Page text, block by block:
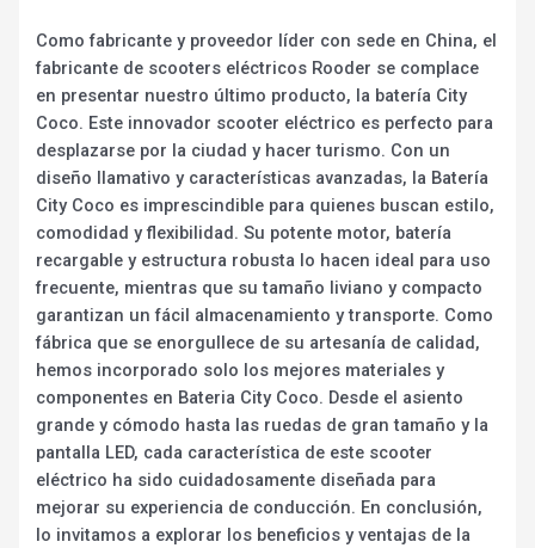
Como fabricante y proveedor líder con sede en China, el
fabricante de scooters eléctricos Rooder se complace
en presentar nuestro último producto, la batería City
Coco. Este innovador scooter eléctrico es perfecto para
desplazarse por la ciudad y hacer turismo. Con un
diseño llamativo y características avanzadas, la Batería
City Coco es imprescindible para quienes buscan estilo,
comodidad y flexibilidad. Su potente motor, batería
recargable y estructura robusta lo hacen ideal para uso
frecuente, mientras que su tamaño liviano y compacto
garantizan un fácil almacenamiento y transporte. Como
fábrica que se enorgullece de su artesanía de calidad,
hemos incorporado solo los mejores materiales y
componentes en Bateria City Coco. Desde el asiento
grande y cómodo hasta las ruedas de gran tamaño y la
pantalla LED, cada característica de este scooter
eléctrico ha sido cuidadosamente diseñada para
mejorar su experiencia de conducción. En conclusión,
lo invitamos a explorar los beneficios y ventajas de la